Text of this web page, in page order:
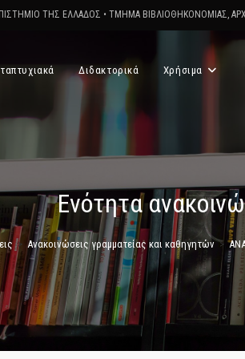
ΤΗΣ ΕΛΛΑΔΟΣ • ΤΜΗΜΑ ΒΙΒΛΙΟΘΗΚΟΝΟΜΙΑΣ,
Διδακτορικά Χρήσιμα
Ενότητα
> Ανακοινώσεις γραμματείας και καθηγητών >